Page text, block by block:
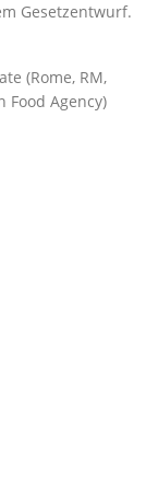
Gesetzentwurf.
(Rome, RM,
Food Agency)